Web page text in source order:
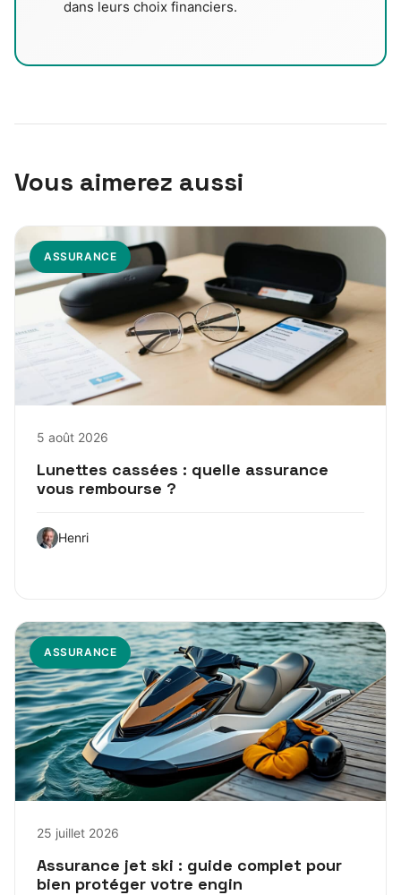
dans leurs choix financiers.
Vous aimerez aussi
ASSURANCE
5 août 2026
Lunettes cassées : quelle assurance
vous rembourse ?
Henri
ASSURANCE
25 juillet 2026
Assurance jet ski : guide complet pour
bien protéger votre engin